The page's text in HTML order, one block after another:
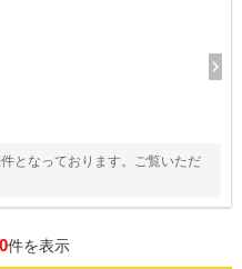
となっております。ご覧いただ
件を表示